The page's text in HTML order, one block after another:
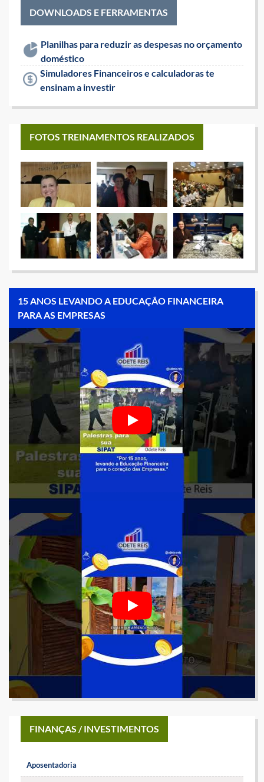
DOWNLOADS E FERRAMENTAS
Planilhas para reduzir as despesas no orçamento
doméstico
Simuladores Financeiros e calculadoras te
ensinam a investir
FOTOS TREINAMENTOS REALIZADOS
15 ANOS LEVANDO A EDUCAÇÃO FINANCEIRA
PARA AS EMPRESAS
FINANÇAS / INVESTIMENTOS
Aposentadoria